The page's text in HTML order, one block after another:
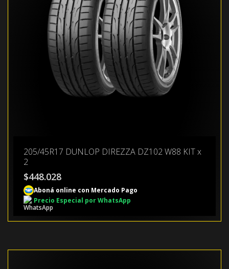
205/45R17 DUNLOP DIREZZA DZ102 W88 KIT x
2
$448.028
Aboná online con Mercado Pago
Precio Especial por WhatsApp